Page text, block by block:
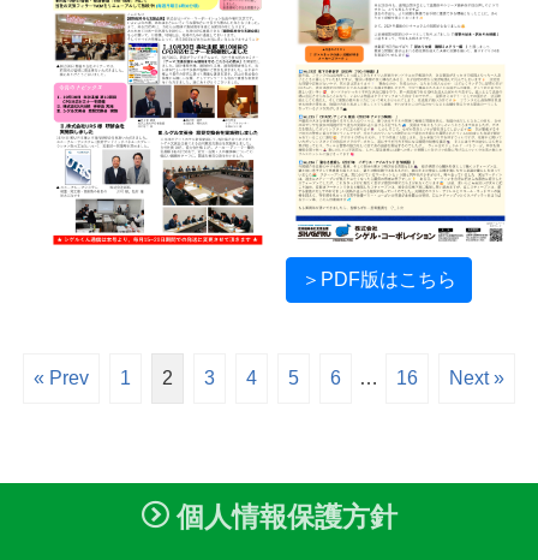
＞PDF版はこちら
« Prev 1 2 3 4 5 6 … 16 Next »
個人情報保護方針